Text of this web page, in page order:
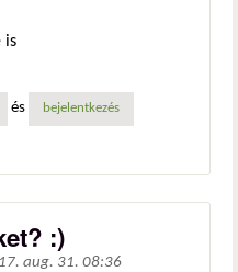
is
és bejelentkezés
:)
aug. 31. 08:36